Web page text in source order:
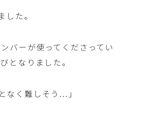
た。
バーが使ってくださってい
となりました。
なく難しそう...」